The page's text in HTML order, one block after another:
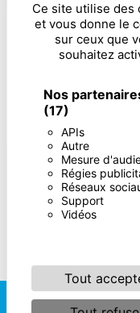
Ce site utilise des
et vous donne le
sur ceux que
souhaitez
Nos
(17)
APIs
Autre
Mesure
Régies
Réseaux
Support
Vidéos
Tout
** Les données
fins de vous contacter
informatisé. Elles sont
but de répondre à votre
communiquées aux
de droits d’accès, de
limitation,
moment et du droit
autorité de contrôle,
post-mortem. Vous
l'adresse ou par
d'identité pourra vous
pendant la période de
prescription légale aux
contentieux. Consultez